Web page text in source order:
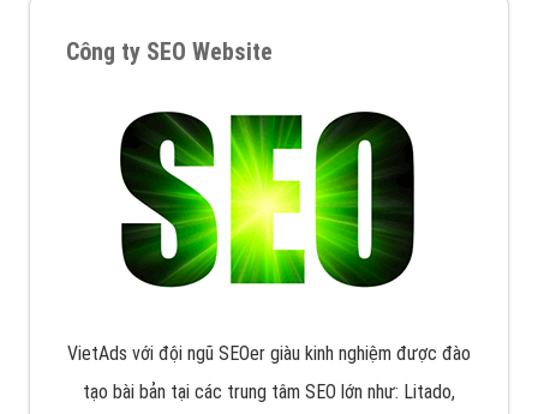
Công ty SEO Website
VietAds với đội ngũ SEOer giàu kinh nghiệm được đào
tạo bài bản tại các trung tâm SEO lớn như: Litado,